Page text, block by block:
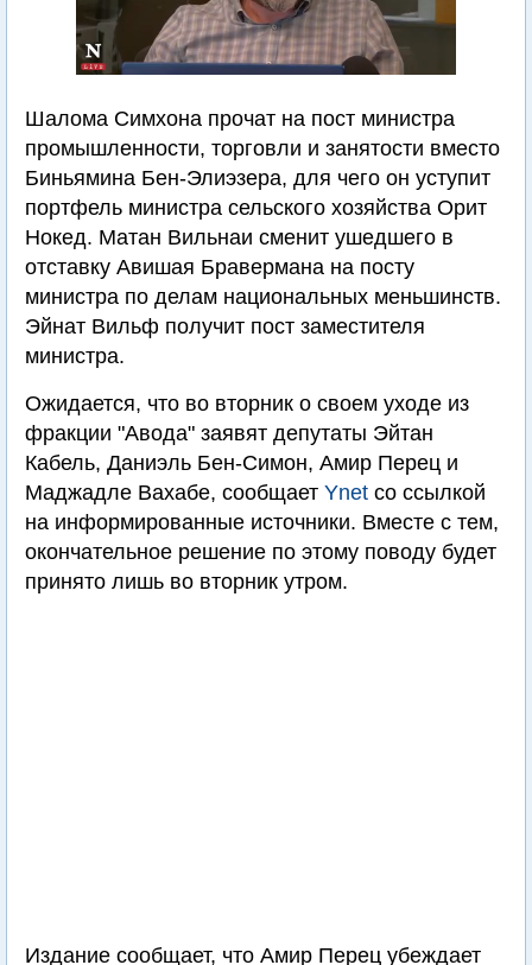
Шалома Симхона прочат на пост министра
промышленности, торговли и занятости вместо
Биньямина Бен-Элиэзера, для чего он уступит
портфель министра сельского хозяйства Орит
Нокед. Матан Вильнаи сменит ушедшего в
отставку Авишая Бравермана на посту
министра по делам национальных меньшинств.
Эйнат Вильф получит пост заместителя
министра.
Ожидается, что во вторник о своем уходе из
фракции "Авода" заявят депутаты Эйтан
Кабель, Даниэль Бен-Симон, Амир Перец и
Маджадле Вахабе, сообщает Ynet со ссылкой
на информированные источники. Вместе с тем,
окончательное решение по этому поводу будет
принято лишь во вторник утром.
Издание сообщает, что Амир Перец убеждает